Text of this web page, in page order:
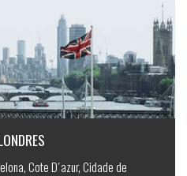
Cote D´azur, Cidade de